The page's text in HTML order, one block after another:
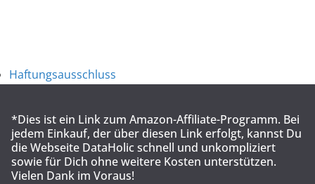
Haftungsausschluss
*Dies ist ein Link zum Amazon-Affiliate-Programm. Bei
jedem Einkauf, der über diesen Link erfolgt, kannst Du
die Webseite DataHolic schnell und unkompliziert
sowie für Dich ohne weitere Kosten unterstützen.
Vielen Dank im Voraus!